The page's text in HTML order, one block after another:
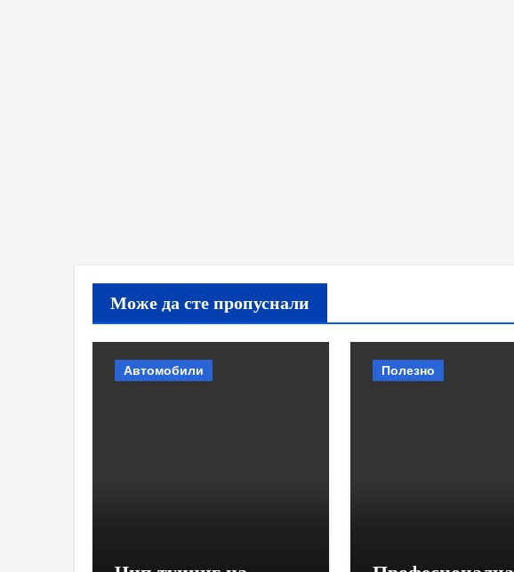
Може да сте пропуснали
Автомобили Полезно